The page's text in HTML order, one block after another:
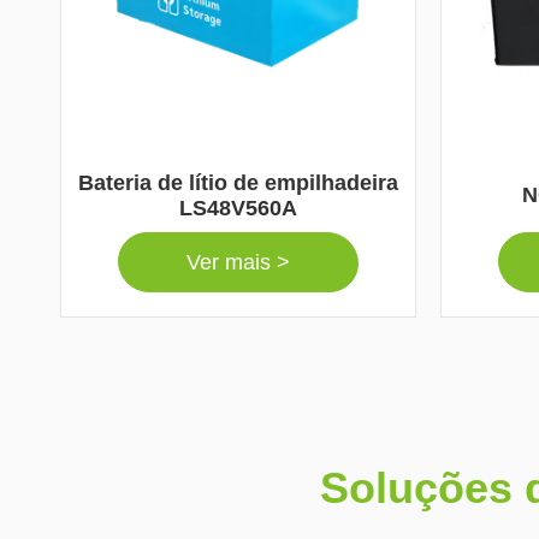
Bateria de lítio de empilhadeira
LS48V560A
Ver mais >
Soluções